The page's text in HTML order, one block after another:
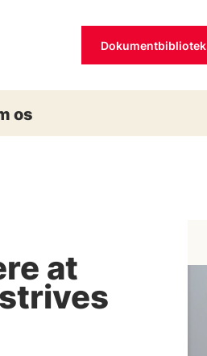
Dokumentbibliotek
os
at